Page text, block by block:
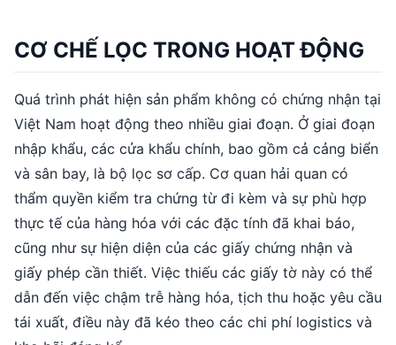
CƠ CHẾ LỌC TRONG HOẠT ĐỘNG
Quá trình phát hiện sản phẩm không có chứng nhận tại
Việt Nam hoạt động theo nhiều giai đoạn. Ở giai đoạn
nhập khẩu, các cửa khẩu chính, bao gồm cả cảng biển
và sân bay, là bộ lọc sơ cấp. Cơ quan hải quan có
thẩm quyền kiểm tra chứng từ đi kèm và sự phù hợp
thực tế của hàng hóa với các đặc tính đã khai báo,
cũng như sự hiện diện của các giấy chứng nhận và
giấy phép cần thiết. Việc thiếu các giấy tờ này có thể
dẫn đến việc chậm trễ hàng hóa, tịch thu hoặc yêu cầu
tái xuất, điều này đã kéo theo các chi phí logistics và